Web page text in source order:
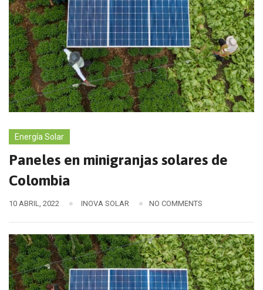
Energía Solar
Paneles en minigranjas solares de
Colombia
10 ABRIL, 2022 INOVA SOLAR NO COMMENTS